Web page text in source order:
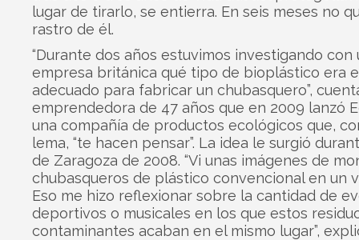
lugar de tirarlo, se entierra. En seis meses no
rastro de él.
“Durante dos años estuvimos investigando con
empresa británica qué tipo de bioplástico era
adecuado para fabricar un chubasquero”,
emprendedora de 47 años que en 2009 lanzó
una compañía de productos ecológicos que,
lema, “te hacen pensar”. La idea le surgió
de Zaragoza de 2008. “Vi unas imágenes de
chubasqueros de plástico convencional en un
Eso me hizo reflexionar sobre la cantidad de
deportivos o musicales en los que estos
contaminantes acaban en el mismo lugar”,